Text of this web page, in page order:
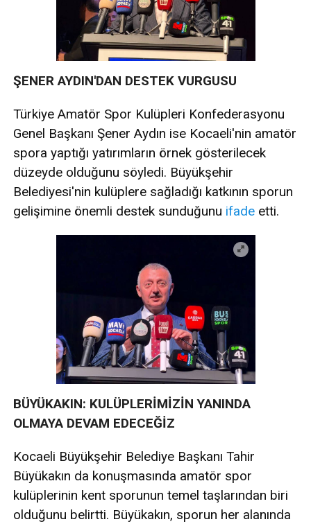
ŞENER AYDIN'DAN DESTEK VURGUSU
Türkiye Amatör Spor Kulüpleri Konfederasyonu
Genel Başkanı Şener Aydın ise Kocaeli'nin amatör
spora yaptığı yatırımların örnek gösterilecek
düzeyde olduğunu söyledi. Büyükşehir
Belediyesi'nin kulüplere sağladığı katkının sporun
gelişimine önemli destek sunduğunu ifade etti.
BÜYÜKAKIN: KULÜPLERİMİZİN YANINDA
OLMAYA DEVAM EDECEĞİZ
Kocaeli Büyükşehir Belediye Başkanı Tahir
Büyükakın da konuşmasında amatör spor
kulüplerinin kent sporunun temel taşlarından biri
olduğunu belirtti. Büyükakın, sporun her alanında